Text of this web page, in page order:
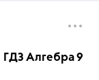
ГДЗ Алгебра 9